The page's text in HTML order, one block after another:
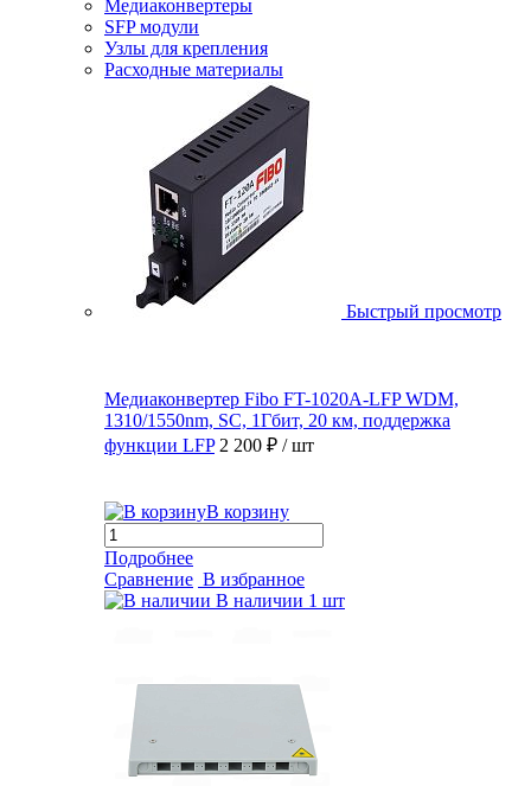
Медиаконвертеры
SFP модули
Узлы для крепления
Расходные материалы
Быстрый просмотр
Медиаконвертер Fibo FT-1020A-LFP WDM,
1310/1550nm, SC, 1Гбит, 20 км, поддержка
функции LFP 2 200 ₽ / шт
В корзину
Подробнее
Сравнение В избранное
В наличии 1 шт